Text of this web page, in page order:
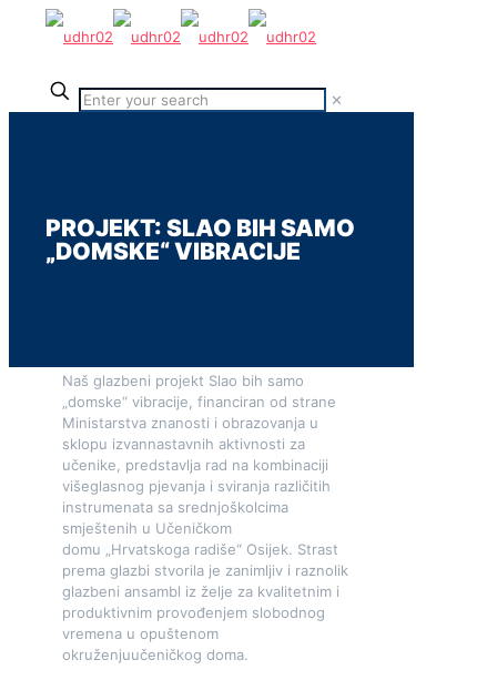
✕
PROJEKT: SLAO BIH SAMO
„DOMSKE“ VIBRACIJE
Naš glazbeni projekt Slao bih samo
„domske“ vibracije, financiran od strane
Ministarstva znanosti i obrazovanja u
sklopu izvannastavnih aktivnosti za
učenike, predstavlja rad na kombinaciji
višeglasnog pjevanja i sviranja različitih
instrumenata sa srednjoškolcima
smještenih u Učeničkom
domu „Hrvatskoga radiše“ Osijek. Strast
prema glazbi stvorila je zanimljiv i raznolik
glazbeni ansambl iz želje za kvalitetnim i
produktivnim provođenjem slobodnog
vremena u opuštenom
okruženjuučeničkog doma.